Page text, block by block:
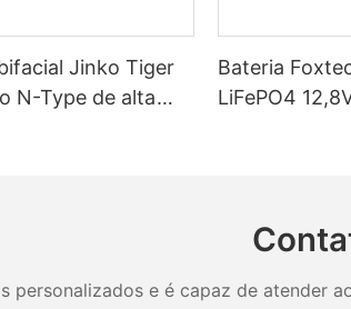
Jinko Tiger
N-Type de alta
Bateria
LiFePO4
personalizados e é capaz de atender